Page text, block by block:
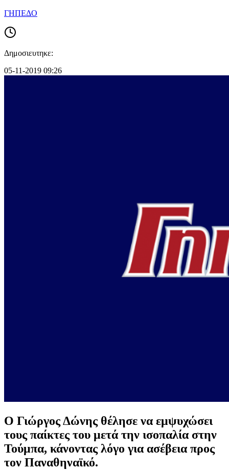
ΓΗΠΕΔΟ
Δημοσιευτηκε:
05-11-2019 09:26
Ο Γιώργος Δώνης θέλησε να εμψυχώσει
τους παίκτες του μετά την ισοπαλία στην
Τούμπα, κάνοντας λόγο για ασέβεια προς
τον Παναθηναϊκό.